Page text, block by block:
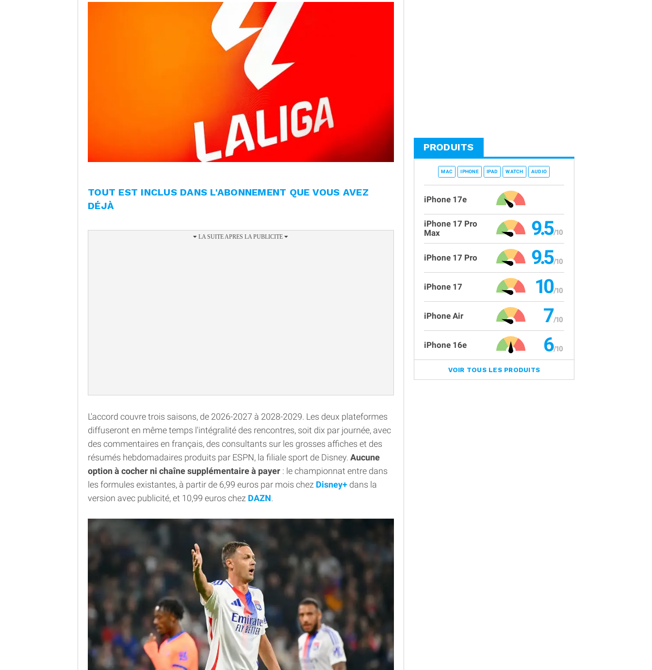
TOUT EST INCLUS DANS L'ABONNEMENT QUE VOUS AVEZ
DÉJÀ
L'accord couvre trois saisons, de 2026-2027 à 2028-2029. Les deux plateformes
diffuseront en même temps l'intégralité des rencontres, soit dix par journée, avec
des commentaires en français, des consultants sur les grosses affiches et des
résumés hebdomadaires produits par ESPN, la filiale sport de Disney. Aucune
option à cocher ni chaîne supplémentaire à payer : le championnat entre dans
les formules existantes, à partir de 6,99 euros par mois chez Disney+ dans la
version avec publicité, et 10,99 euros chez DAZN.
PRODUITS
MAC IPHONE IPAD WATCH AUDIO
iPhone 17e
iPhone 17 Pro
Max
9.5
iPhone 17 Pro 9.5
iPhone 17 10
iPhone Air 7
iPhone 16e 6
VOIR TOUS LES PRODUITS